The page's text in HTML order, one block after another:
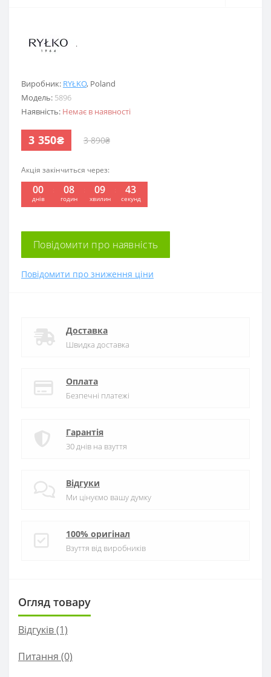
Виробник: RYŁKO, Poland
Модель: 5896
Наявність: Немає в наявності
3 350₴ 3 890₴
Акція закінчиться через:
00
днів
08
годин
09
хвилин
42
секунд
Повідомити про наявність
Повідомити про зниження ціни
.
Доставка
Швидка доставка
Оплата
Безпечні платежі
Гарантія
30 днів на взуття
Відгуки
Ми цінуємо вашу думку
100% оригінал
Взуття від виробників
Огляд товару
Відгуків (1)
Питання (0)